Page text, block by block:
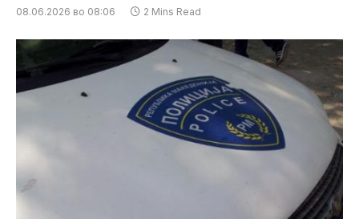
08.06.2026 во 08:06 2 Mins Read